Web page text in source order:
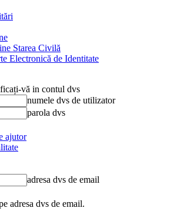
Starea Civilă
Electronică de Identitate
vă in contul dvs
numele dvs de utilizator
parola dvs
ajutor
adresa dvs de email
adresa dvs de email.